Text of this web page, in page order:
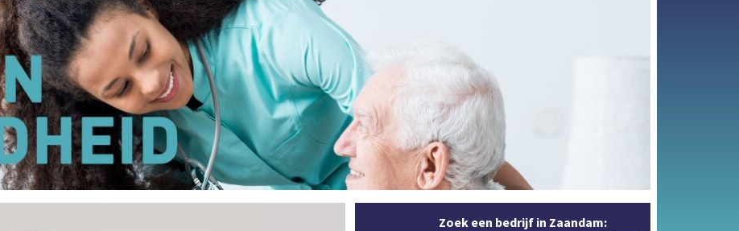
Zoek een bedrijf in Zaandam: